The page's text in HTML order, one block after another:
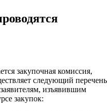
закупочная комиссия,
следующий перечень
изъявившим
закупок: